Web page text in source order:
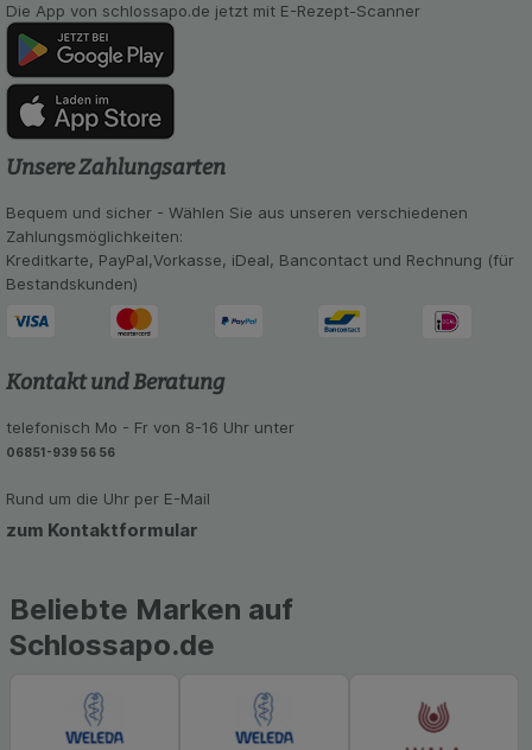
soziale Medien übertragen werden.
Die App von schlossapo.de jetzt mit E-Rezept-Scanner
Unsere Zahlungsarten
Bequem und sicher - Wählen Sie aus unseren verschiedenen
Zahlungsmöglichkeiten:
Kreditkarte, PayPal,Vorkasse, iDeal, Bancontact und Rechnung (für
Bestandskunden)
Kontakt und Beratung
telefonisch Mo - Fr von 8-16 Uhr unter
06851-939 56 56
Rund um die Uhr per E-Mail
zum Kontaktformular
Beliebte Marken auf
Schlossapo.de